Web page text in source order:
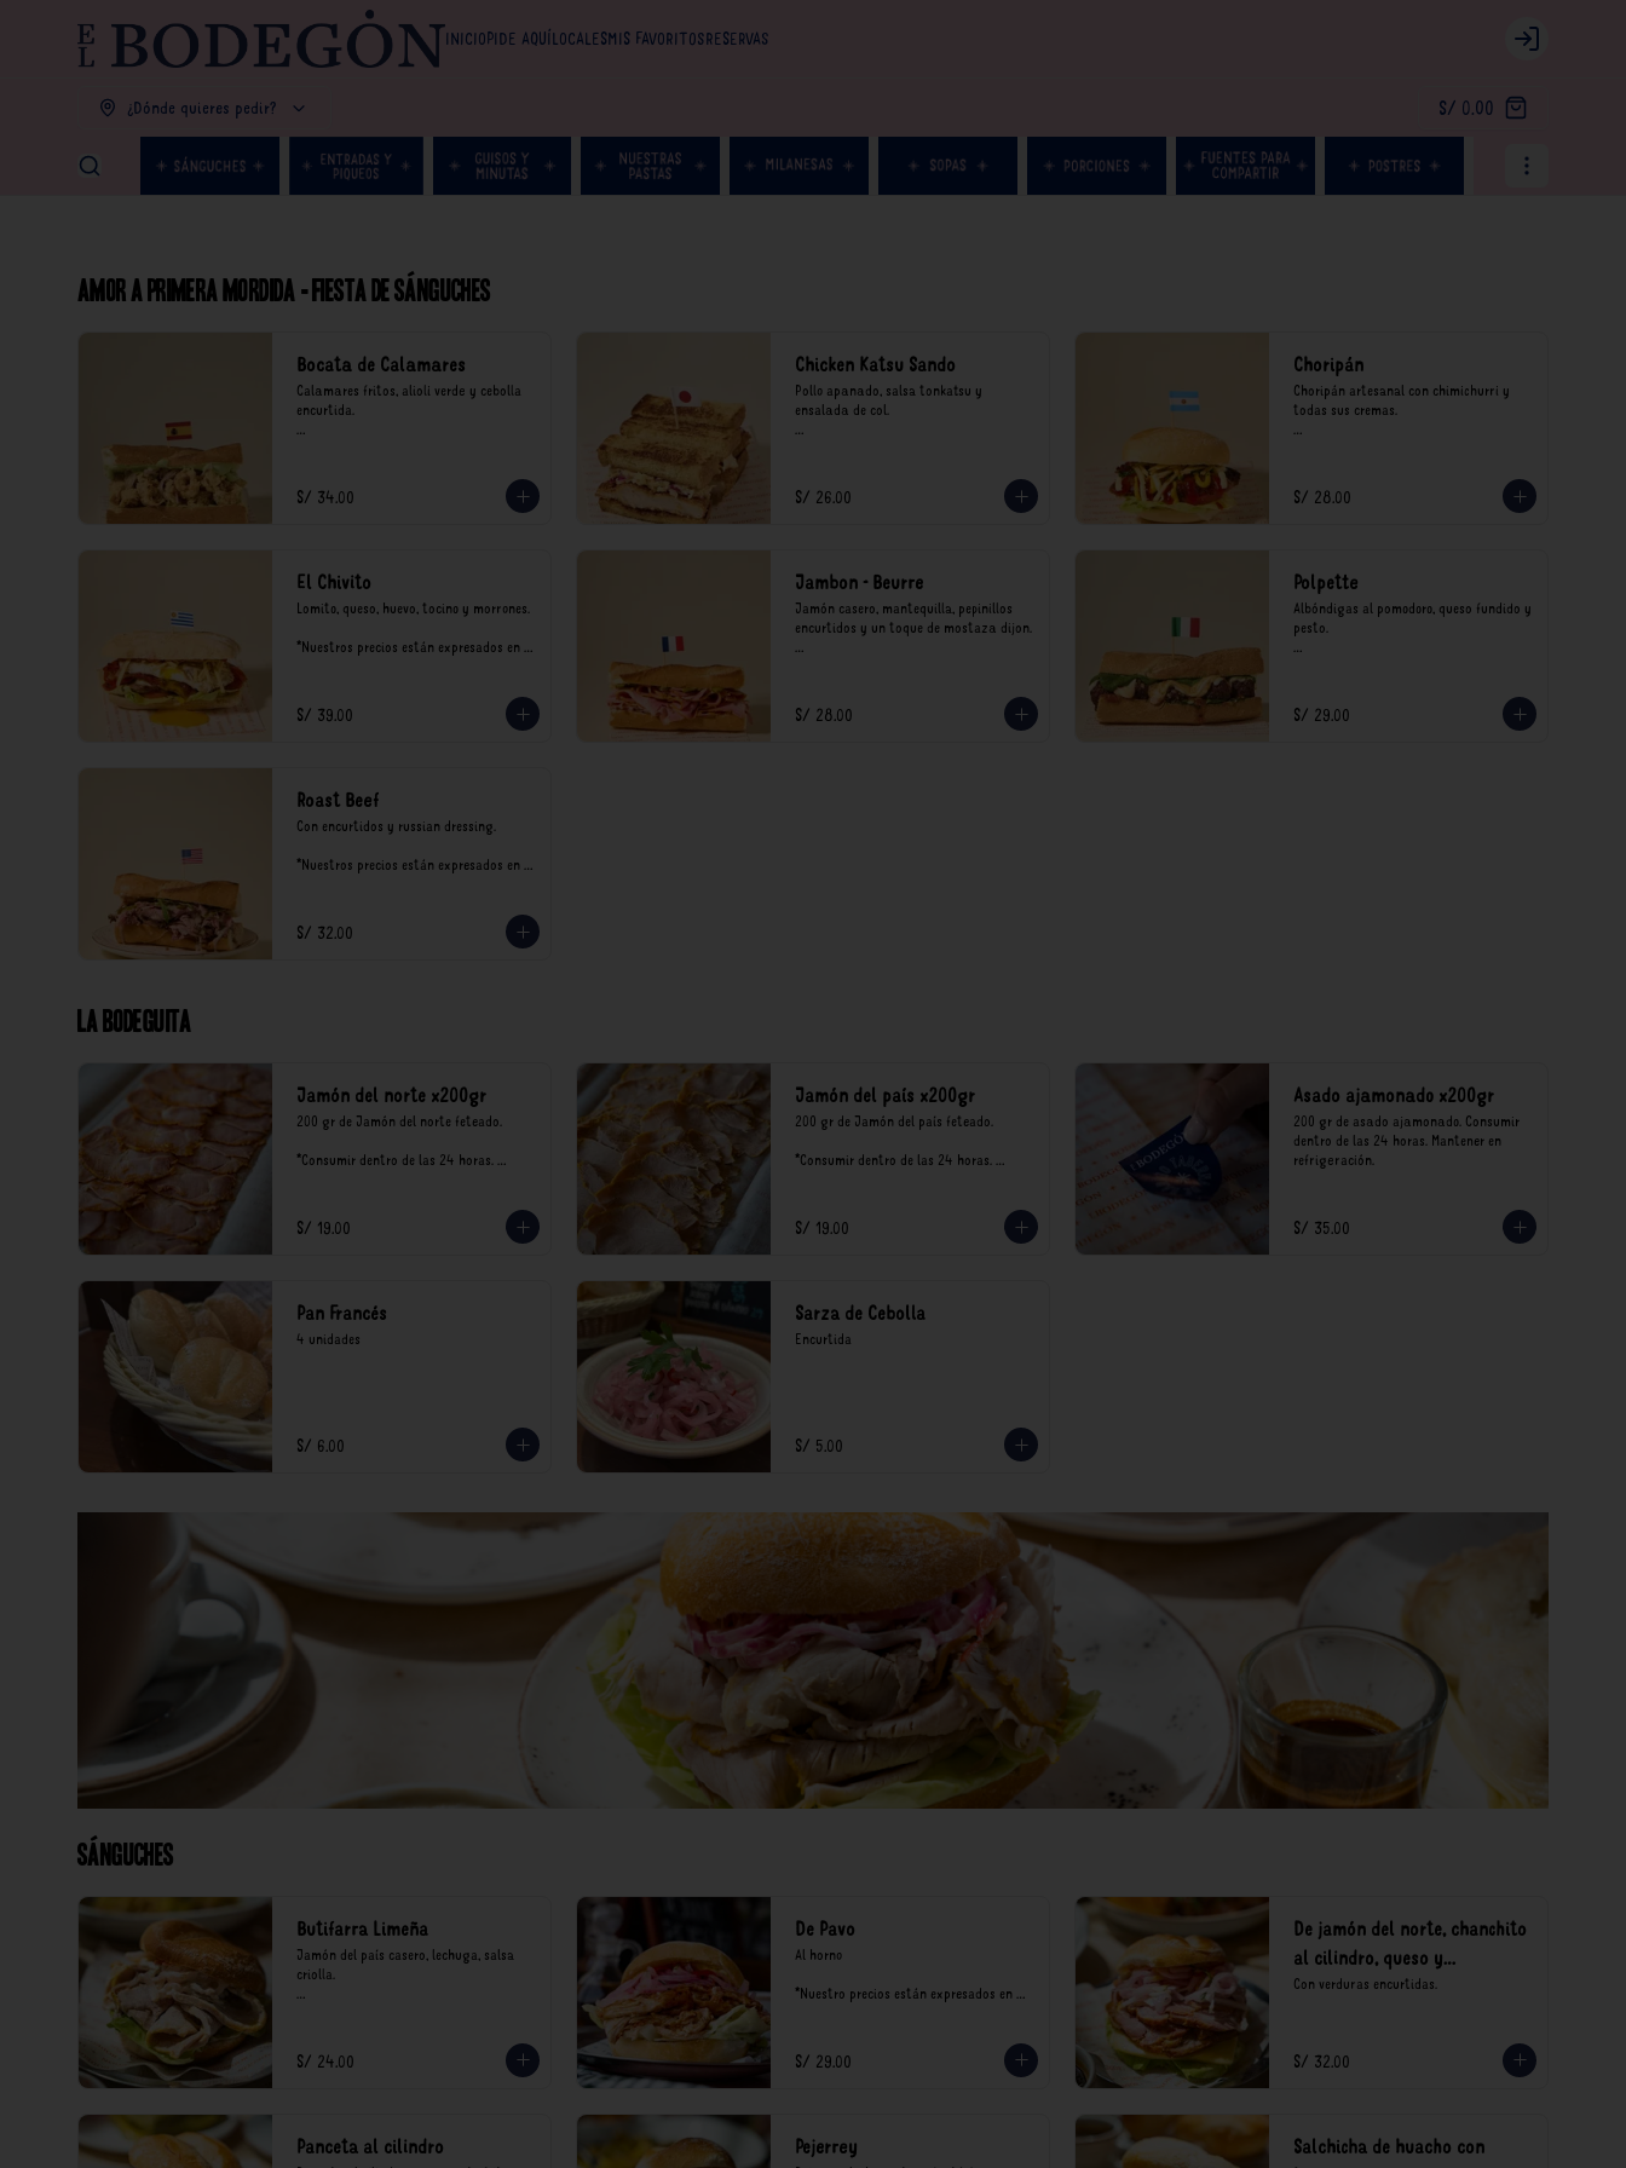
INICIOPIDE AQUÍLOCALESMIS FAVORITOSRESERVAS Login
¿Dónde quieres pedir? S/ 0.00
Amor a primera mordida - Fiesta de Sánguches
Bocata de Calamares
Calamares fritos, alioli verde y cebolla
encurtida.
recargo al consumo.
S/ 34.00
Chicken Katsu Sando
Pollo apanado, salsa tonkatsu y
ensalada de col.
recargo al consumo.
S/ 26.00
Choripán
Choripán artesanal con chimichurri y
todas sus cremas.
recargo al consumo.
S/ 28.00
El Chivito
Lomito, queso, huevo, tocino y morrones.
*Nuestros precios están expresados en
S/ 39.00
Jambon - Beurre
Jamón casero, mantequilla, pepinillos
encurtidos y un toque de mostaza dijon.
recargo al consumo.
S/ 28.00
Polpette
Albóndigas al pomodoro, queso fundido y
pesto.
recargo al consumo.
S/ 29.00
Roast Beef
Con encurtidos y russian dressing.
*Nuestros precios están expresados en
S/ 32.00
La Bodeguita
Jamón del norte x200gr
200 gr de Jamón del norte feteado.
*Consumir dentro de las 24 horas.
soles e incluyen impuestos de ley y
recargo al consumo.
S/ 19.00
Jamón del país x200gr
200 gr de Jamón del país feteado.
*Consumir dentro de las 24 horas.
soles e incluyen impuestos de ley y
recargo al consumo.
S/ 19.00
Asado ajamonado x200gr
200 gr de asado ajamonado. Consumir
dentro de las 24 horas. Mantener en
refrigeración.
S/ 35.00
Pan Francés
4 unidades
S/ 6.00
Sarza de Cebolla
Encurtida
S/ 5.00
Sánguches
Butifarra Limeña
Jamón del país casero, lechuga, salsa
criolla.
recargo al consumo.
S/ 24.00
De Pavo
Al horno
*Nuestro precios están expresados en
S/ 29.00
De jamón del norte, chanchito
al cilindro, queso y
encurtidos
Con verduras encurtidas.
S/ 32.00
Panceta al cilindro Pejerrey
Salchicha de huacho con